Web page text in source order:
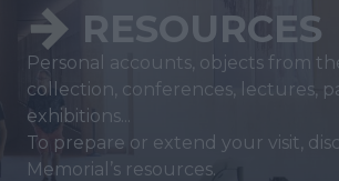
RESOURCES
Personal accounts, objects from
collection, conferences, lectures,
exhibitions...
To prepare or extend your visit,
Memorial’s resources.